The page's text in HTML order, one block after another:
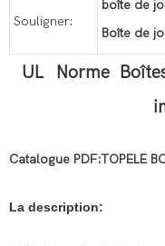
Souligner:
boîte de
Boîte de
UL
Norme
Catalogue PDF:TOPELE
La description: